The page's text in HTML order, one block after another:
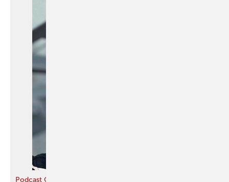
Podcast Gebäudewende